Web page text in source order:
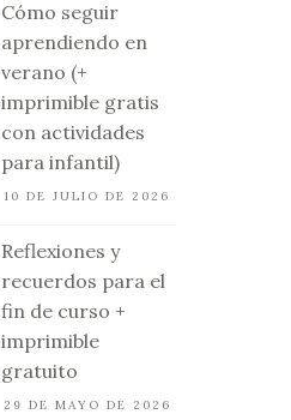
Cómo seguir
aprendiendo en
verano (+
imprimible gratis
con actividades
para infantil)
10 DE JULIO DE 2026
Reflexiones y
recuerdos para el
fin de curso +
imprimible
gratuito
29 DE MAYO DE 2026